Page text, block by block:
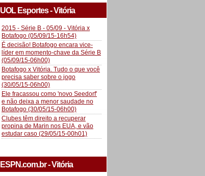
UOL Esportes - Vitória
2015 - Série B - 05/09 - Vitória x
Botafogo (05/09/15-16h54)
É decisão! Botafogo encara vice-
líder em momento-chave da Série B
(05/09/15-06h00)
Botafogo x Vitória. Tudo o que você
precisa saber sobre o jogo
(30/05/15-06h00)
Ele fracassou como 'novo Seedorf'
e não deixa a menor saudade no
Botafogo (30/05/15-06h00)
Clubes têm direito a recuperar
propina de Marin nos EUA, e vão
estudar caso (29/05/15-00h01)
ESPN.com.br - Vitória